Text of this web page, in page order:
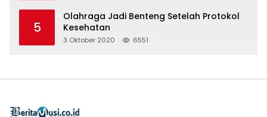
5
Olahraga Jadi Benteng Setelah Protokol
Kesehatan
3 Oktober 2020 6551